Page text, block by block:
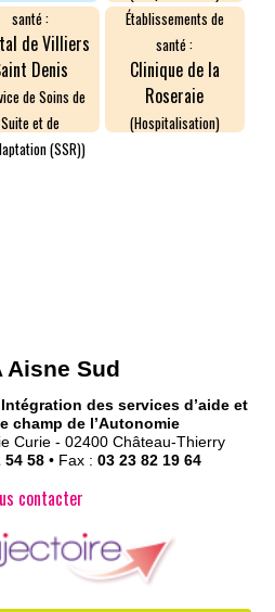
santé :
de Villiers
Denis
de Soins de
Suite et de
(SSR))
Établissements de
santé :
Clinique de la
Roseraie
(Hospitalisation)
Aisne Sud
des services d’aide et
champ de l’Autonomie
Curie - 02400 Château-Thierry
54 58• Fax : 03 23 82 19 64
contacter